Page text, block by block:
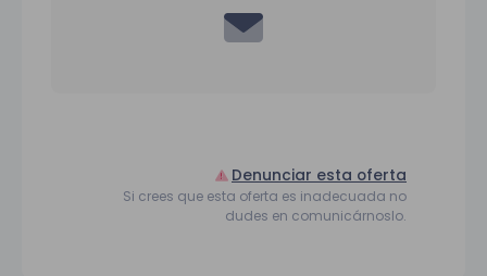
Denunciar esta oferta
Si crees que esta oferta es inadecuada no
dudes en comunicárnoslo.